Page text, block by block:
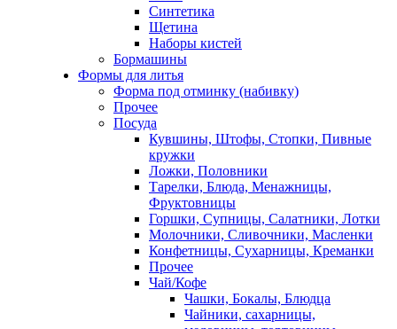
Синтетика
Щетина
Наборы кистей
Бормашины
Формы для литья
Форма под отминку (набивку)
Прочее
Посуда
Кувшины, Штофы, Стопки, Пивные
кружки
Ложки, Половники
Тарелки, Блюда, Менажницы,
Фруктовницы
Горшки, Супницы, Салатники, Лотки
Молочники, Сливочники, Масленки
Конфетницы, Сухарницы, Креманки
Прочее
Чай/Кофе
Чашки, Бокалы, Блюдца
Чайники, сахарницы,